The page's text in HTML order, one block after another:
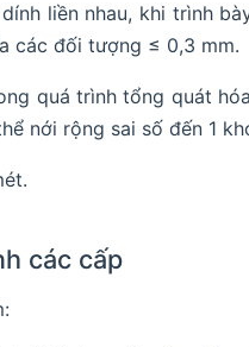
liền nhau, khi trình
các đối tượng ≤ 0,3 mm.
quá trình tổng quát
nới rộng sai số đến 1
các cấp